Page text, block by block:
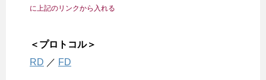
に上記のリンクから入れる
＜プロトコル＞
RD ／ FD